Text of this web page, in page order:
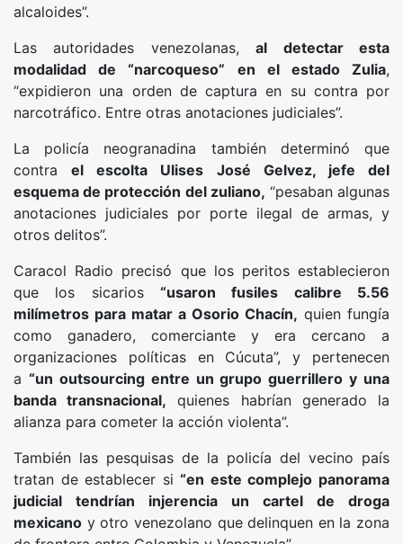
alcaloides”.
Las autoridades venezolanas,al detectar esta
modalidad de “narcoqueso” en el estado Zulia,
“expidieron una orden de captura en su contra por
narcotráfico. Entre otras anotaciones judiciales”.
La policía neogranadina también determinó que
contrael escolta Ulises José Gelvez, jefe del
esquema de protección del zuliano, “pesaban algunas
anotaciones judiciales por porte ilegal de armas, y
otros delitos”.
Caracol Radio precisó que los peritos establecieron
que los sicarios “usaron fusiles calibre 5.56
milímetros para matar a Osorio Chacín, quien fungía
como ganadero, comerciante y era cercano a
organizaciones políticas en Cúcuta”, y pertenecen
a “un outsourcing entre un grupo guerrillero y una
banda transnacional, quienes habrían generado la
alianza para cometer la acción violenta”.
También las pesquisas de la policía del vecino país
tratan de establecer si“en este complejo panorama
judicial tendrían injerencia un cartel de droga
mexicano y otro venezolano que delinquen en la zona